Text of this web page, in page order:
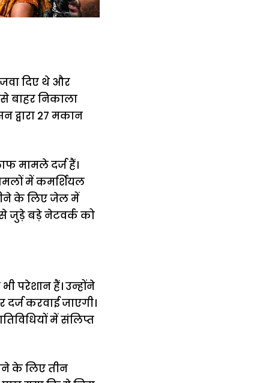
दिए थे और
बाहर निकाला
द्वारा 27 मकान
मामले दर्ज हैं।
में कमर्शियल
के लिए जेल में
जुड़े बड़े नेटवर्क को
परेशान हैं। उन्होंने
करवाई जाएगी।
में संलिप्त
के लिए तीन